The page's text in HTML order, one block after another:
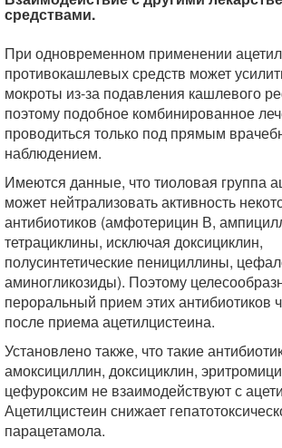
средствами.
При одновременном применении
противокашлевых средств может
мокроты из-за подавления кашлевого
поэтому подобное комбинированное
проводиться только под прямым
наблюдением.
Имеются данные, что тиоловая группа
может нейтрализовать активность
антибиотиков (амфотерицин В,
тетрациклины, исключая доксициклин,
полусинтетические пенициллины,
аминогликозиды). Поэтому
пероральный прием этих антибиотиков
после приема ацетилцистеина.
Установлено также, что такие
амоксициллин, доксициклин,
цефуроксим не взаимодействуют с
Ацетилцистеин снижает
парацетамола.